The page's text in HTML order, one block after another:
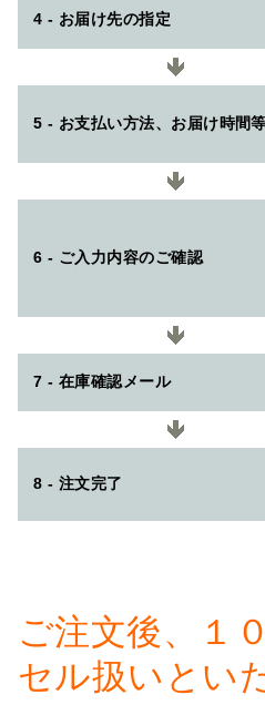
4 - お届け先の指定
5 - お支払い方法、お届け時間
6 - ご入力内容のご確認
7 - 在庫確認メール
8 - 注文完了
ご注文後、１
セル扱いとい